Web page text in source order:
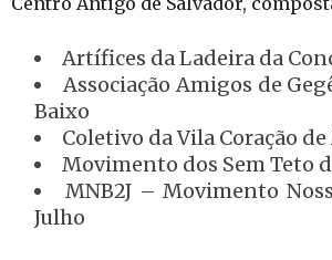
Artífices da Ladeira da
Associação Amigos de
Baixo
Coletivo da Vila Coração
Movimento dos Sem Teto
MNB2J – Movimento
Julho